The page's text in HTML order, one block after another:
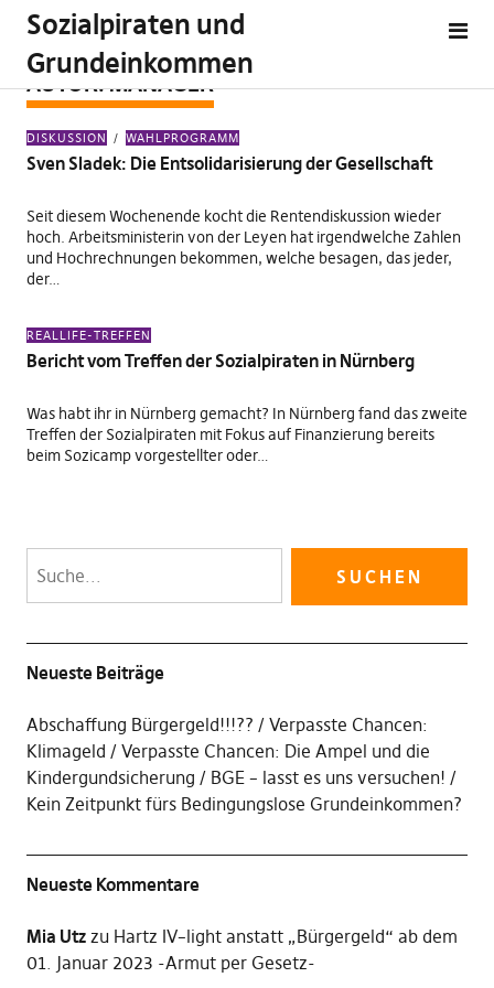
Sozialpiraten und
Grundeinkommen
AUTOR:MANAGER
DISKUSSION WAHLPROGRAMM
Sven Sladek: Die Entsolidarisierung der Gesellschaft
Seit diesem Wochenende kocht die Rentendiskussion wieder
hoch. Arbeitsministerin von der Leyen hat irgendwelche Zahlen
und Hochrechnungen bekommen, welche besagen, das jeder,
der…
REALLIFE-TREFFEN
Bericht vom Treffen der Sozialpiraten in Nürnberg
Was habt ihr in Nürnberg gemacht? In Nürnberg fand das zweite
Treffen der Sozialpiraten mit Fokus auf Finanzierung bereits
beim Sozicamp vorgestellter oder…
Neueste Beiträge
Abschaffung Bürgergeld!!!??
Verpasste Chancen:
Klimageld
Verpasste Chancen: Die Ampel und die
Kindergundsicherung
BGE – lasst es uns versuchen!
Kein Zeitpunkt fürs Bedingungslose Grundeinkommen?
Neueste Kommentare
Mia Utzzu Hartz IV–light anstatt „Bürgergeld“ ab dem
01. Januar 2023 -Armut per Gesetz-